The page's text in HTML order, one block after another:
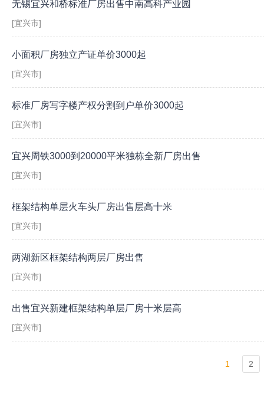
无锡宜兴和桥标准厂房出售中南高科产业园
[宜兴市]
小面积厂房独立产证单价3000起
[宜兴市]
标准厂房写字楼产权分割到户单价3000起
[宜兴市]
宜兴周铁3000到20000平米独栋全新厂房出售
[宜兴市]
框架结构单层火车头厂房出售层高十米
[宜兴市]
两湖新区框架结构两层厂房出售
[宜兴市]
出售宜兴新建框架结构单层厂房十米层高
[宜兴市]
1 2